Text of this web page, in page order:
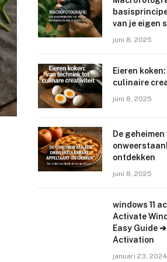
van je eigen
juni 8, 2025
Eieren
culinaire
juni 8, 2025
De geheimen
ontdekken
juni 8, 2025
windows 11
Activate
Easy Guide
Activation
januari 23, 2024